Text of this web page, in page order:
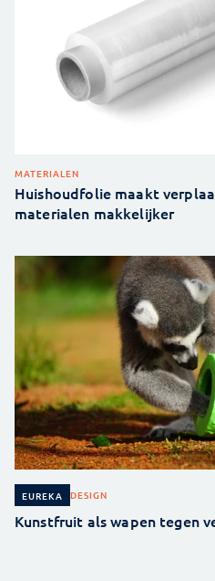
MATERIALEN
Huishoudfolie maakt
materialen makkelijker
EUREKA DESIGN
Kunstfruit als wapen tegen